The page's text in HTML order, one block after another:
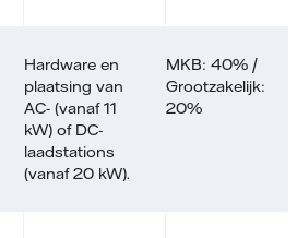
Hardware en
plaatsing van
AC- (vanaf 11
kW) of DC-
laadstations
(vanaf 20 kW).
MKB: 40% /
Grootzakelijk:
20%